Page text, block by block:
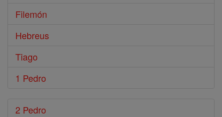
Filemón
Hebreus
Tiago
1 Pedro
2 Pedro